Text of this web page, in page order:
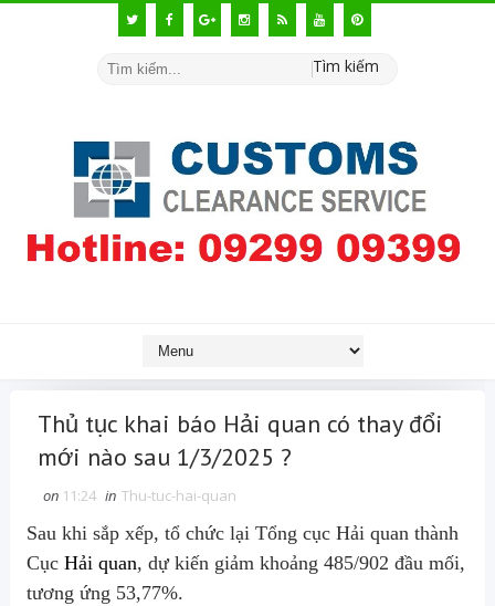
Tìm kiếm
Thủ tục khai báo Hải quan có thay đổi
mới nào sau 1/3/2025 ?
on 11:24 in Thu-tuc-hai-quan
Sau khi sắp xếp, tổ chức lại Tổng cục Hải quan thành
Cục Hải quan, dự kiến giảm khoảng 485/902 đầu mối,
tương ứng 53,77%.